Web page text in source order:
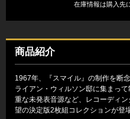
在庫情報は購入先
商品紹介
1967年、『スマイル』の制作を断
ライアン・ウィルソン邸に集まっ
重な未発表音源など、レコーディ
望の決定版2枚組コレクションが登